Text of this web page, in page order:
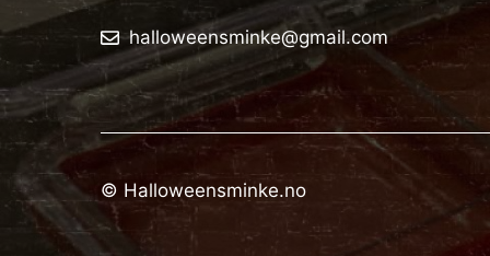
halloweensminke@gmail.com
© Halloweensminke.no